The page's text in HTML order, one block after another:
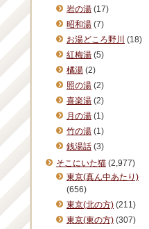
岩の湯 (17)
昭和湯 (7)
お湯どころ野川 (18)
紅梅湯 (5)
橘湯 (2)
照の湯 (2)
喜楽湯 (2)
月の湯 (1)
竹の湯 (1)
銭湯話 (3)
そこにいた猫 (2,977)
東京(真ん中あたり)
(656)
東京(北の方) (211)
東京(東の方) (307)